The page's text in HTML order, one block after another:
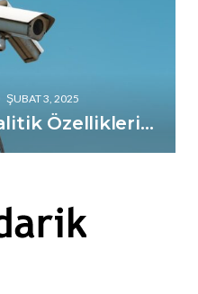
ŞUBAT 3, 2025
HiLook Video Analitik Özellikleri ile Güvenlikte Yeni Boyutlar